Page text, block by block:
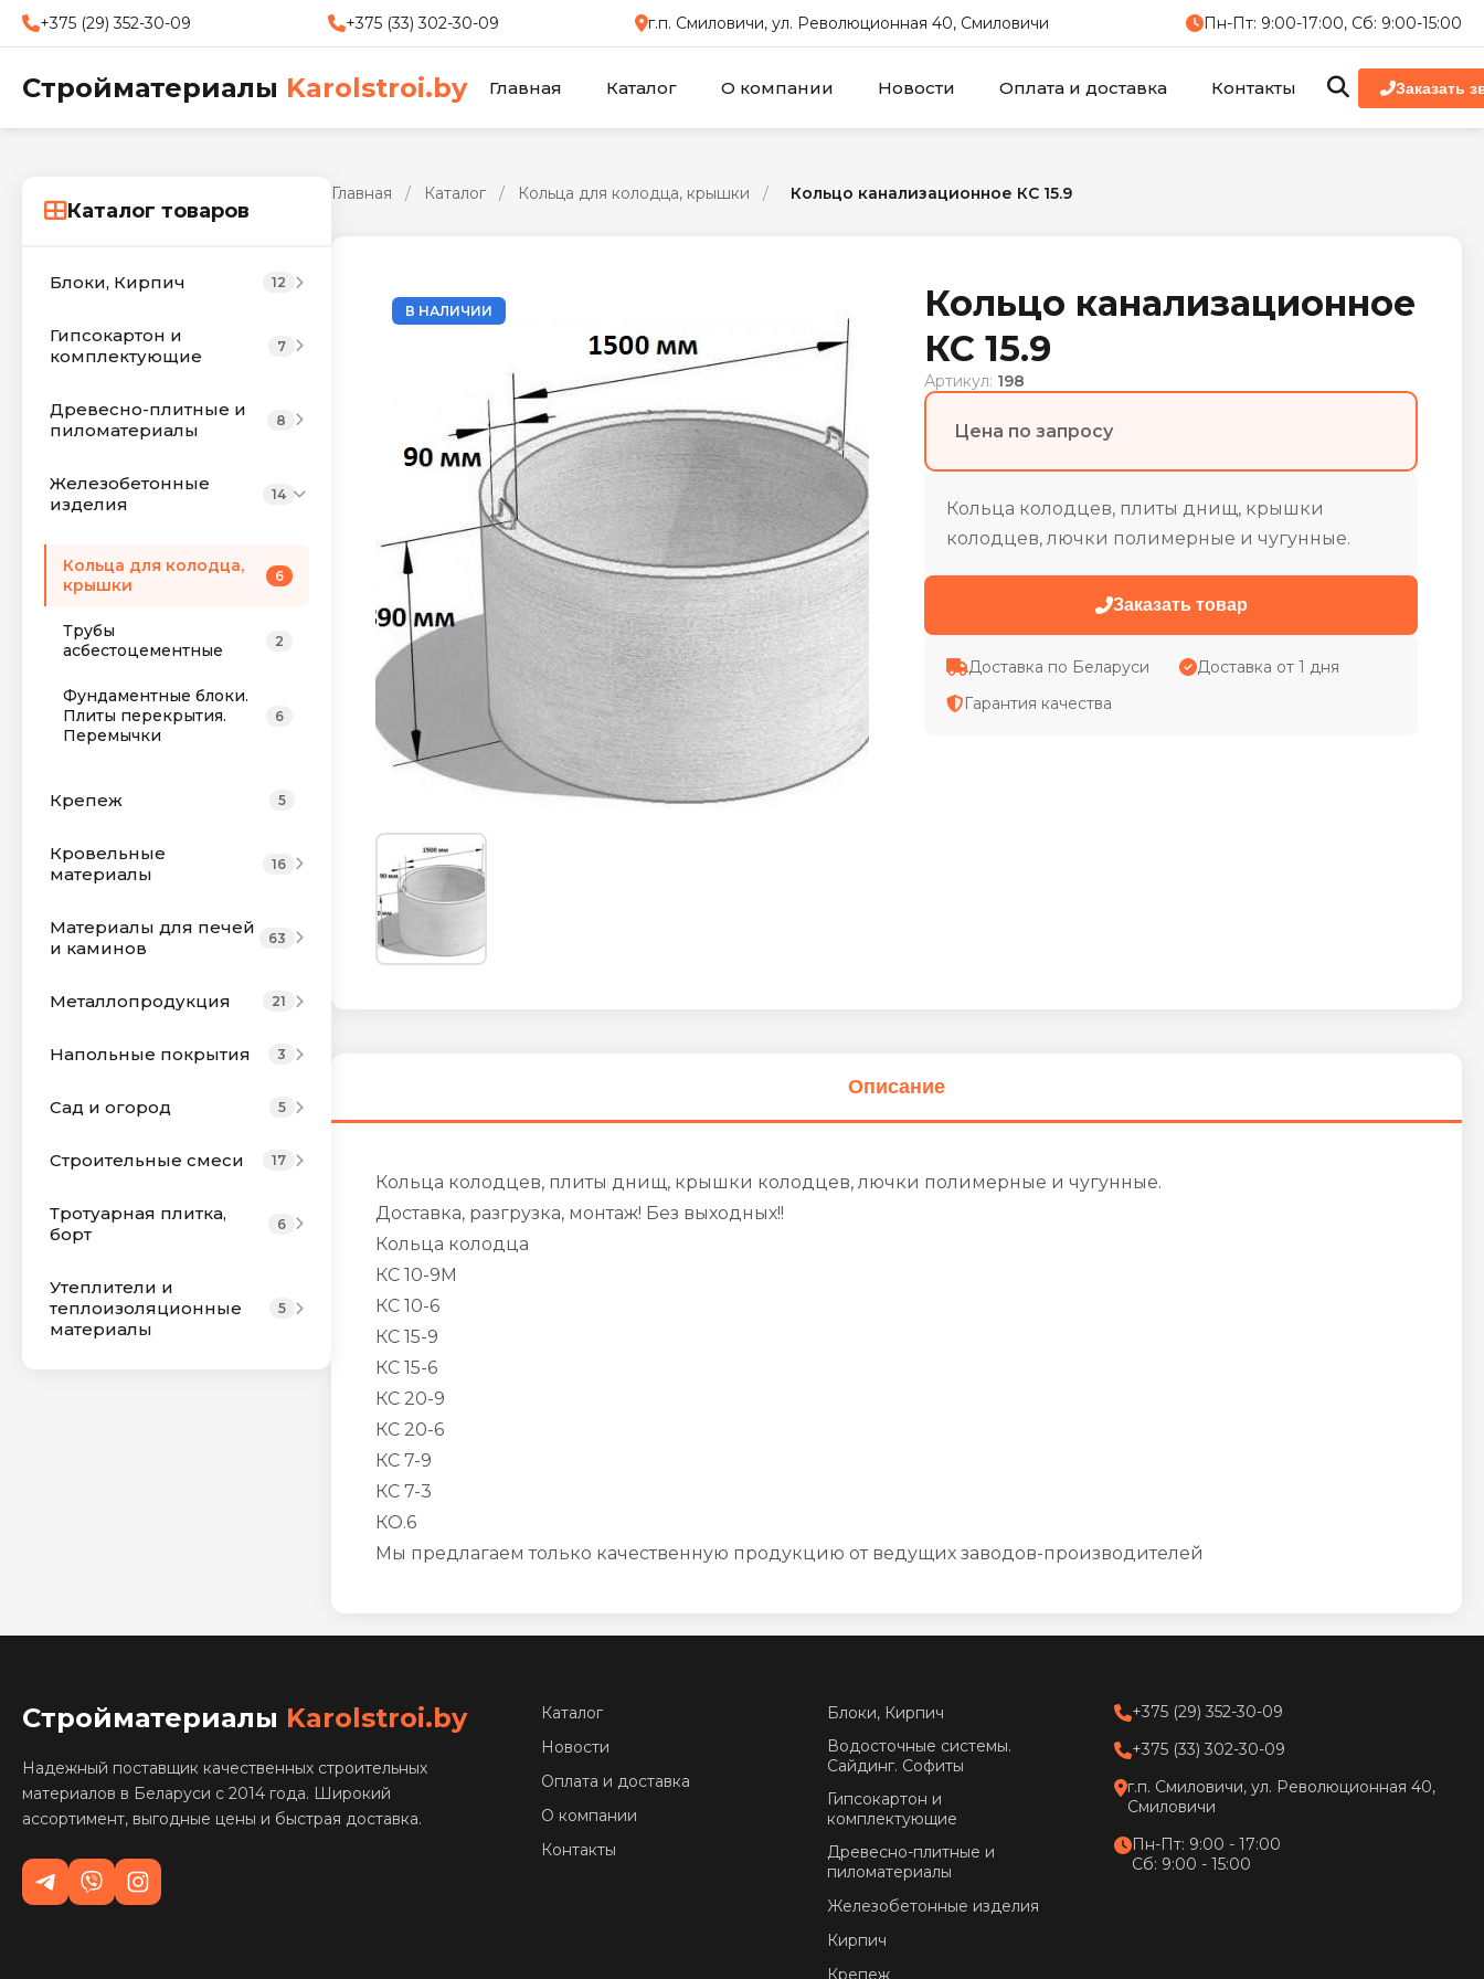
+375 (29) 352-30-09 +375 (33) 302-30-09 г.п. Смиловичи, ул. Революционная 40, Смиловичи Пн-Пт: 9:00-17:00, Сб: 9:00-15:00
Стройматериалы Karolstroi.by Главная Каталог О компании Новости Оплата и доставка Контакты Заказать
Каталог товаров
Блоки, Кирпич 12
Гипсокартон и
комплектующие
7
Древесно-плитные и
пиломатериалы
8
Железобетонные
изделия
14
Кольца для колодца,
крышки
6
Трубы
асбестоцементные
2
Фундаментные блоки.
Плиты перекрытия.
Перемычки
6
Крепеж 5
Кровельные
материалы
16
Материалы для печей
и каминов
63
Металлопродукция 21
Напольные покрытия 3
Сад и огород 5
Строительные смеси 17
Тротуарная плитка,
борт
6
Утеплители и
теплоизоляционные
материалы
5
Главная / Каталог / Кольца для колодца, крышки / Кольцо канализационное КС 15.9
В НАЛИЧИИ
Кольцо канализационное
КС 15.9
Артикул: 198
Цена по запросу
Кольца колодцев, плиты днищ, крышки
колодцев, лючки полимерные и чугунные.
Заказать товар
Доставка по Беларуси
Доставка от 1 дня
Гарантия качества
Описание
Кольца колодцев, плиты днищ, крышки колодцев, лючки полимерные и чугунные.
Доставка, разгрузка, монтаж! Без выходных!!
Кольца колодца
КС 10-9М
КС 10-6
КС 15-9
КС 15-6
КС 20-9
КС 20-6
КС 7-9
КС 7-3
КО.6
Мы предлагаем только качественную продукцию от ведущих заводов-производителей
Стройматериалы Karolstroi.by
Надежный поставщик качественных строительных
материалов в Беларуси с 2014 года. Широкий
ассортимент, выгодные цены и быстрая доставка.
Каталог
Новости
Оплата и доставка
О компании
Контакты
Блоки, Кирпич
Водосточные системы.
Сайдинг. Софиты
Гипсокартон и
комплектующие
Древесно-плитные и
пиломатериалы
Железобетонные изделия
Кирпич
Крепеж
+375 (29) 352-30-09
+375 (33) 302-30-09
г.п. Смиловичи, ул. Революционная 40,
Смиловичи
Пн-Пт: 9:00 - 17:00
Сб: 9:00 - 15:00